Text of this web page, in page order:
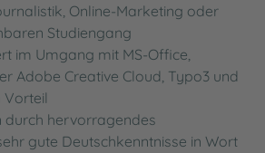
Online-Marketing oder
Studiengang
im Umgang mit MS-Office,
Adobe Creative Cloud, Typo3 und
Vorteil
durch hervorragendes
gute Deutschkenntnisse in Wort